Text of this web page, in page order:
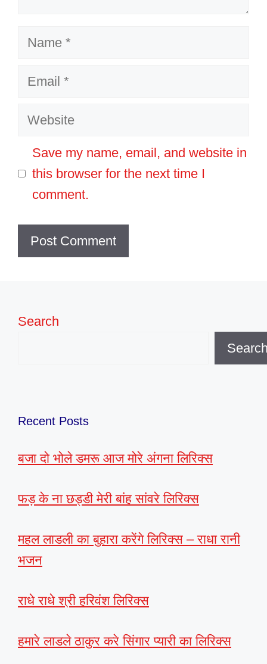
Name
Email
Website
Save my name, email, and website in
this browser for the next time I
comment.
Search
Recent Posts
बजा दो भोले डमरू आज मोरे अंगना लिरिक्स
फड़ के ना छड्डी मेरी बांह सांवरे लिरिक्स
महल लाडली का बुहारा करेंगे लिरिक्स – राधा रानी
भजन
राधे राधे श्री हरिवंश लिरिक्स
हमारे लाडले ठाकुर करे सिंगार प्यारी का लिरिक्स